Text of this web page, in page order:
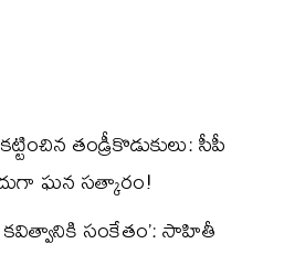
తండ్రీకొడుకులు: సీపీ
ఘన సత్కారం!
కవిత్వానికి సంకేతం’: సాహితీ